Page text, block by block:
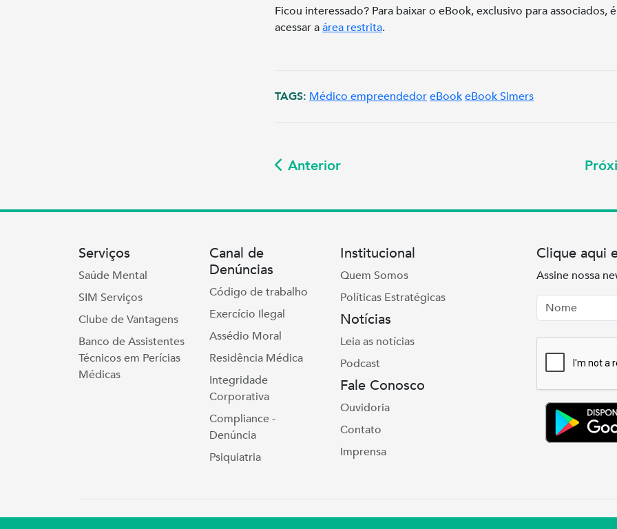
Ficou interessado? Para baixar o eBook, exclusivo para associados,
acessar aárea restrita.
TAGS: Médico empreendedoreBookeBook Simers
Anterior
Serviços
Saúde Mental
SIM Serviços
Clube de Vantagens
Banco de Assistentes
Técnicos em Perícias
Médicas
Canal de
Denúncias
Código de trabalho
Exercício Ilegal
Assédio Moral
Residência Médica
Integridade
Corporativa
Compliance -
Denúncia
Psiquiatria
Institucional
Quem Somos
Políticas Estratégicas
Notícias
Leia as notícias
Podcast
Fale Conosco
Ouvidoria
Contato
Imprensa
Clique aqui
Assine nossa
Nome
Email